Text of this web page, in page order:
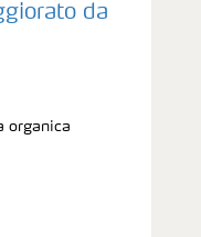
da
organica